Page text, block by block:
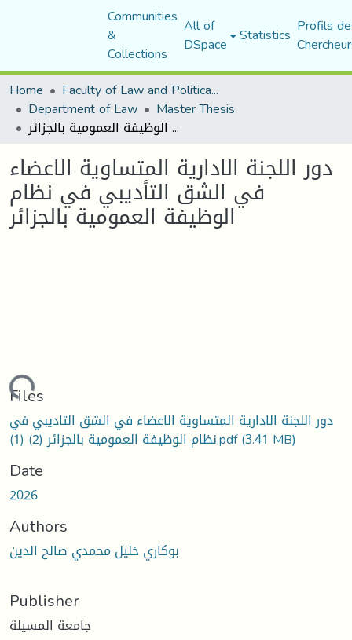
Communities
&
Collections
All of
DSpace Statistics Profils
Home
Faculty of Law and Political Science
Department of Law Master Thesis
دور اللجنة الادارية المتساوية الاعضاء في الشق التأديبي في نظام الوظيفة العمومية بالجزائر
دور اللجنة الادارية المتساوية الاعضاء
في الشق التأديبي في نظام
الوظيفة العمومية بالجزائر
Files
دور اللجنة الادارية المتساوية الاعضاء في الشق التاديبي في
نظام الوظيفة العمومية بالجزائر (2) (1).pdf(3.41 MB)
Date
2026
Authors
بوكاري خليل محمدي صالح الدين
Publisher
جامعة المسيلة